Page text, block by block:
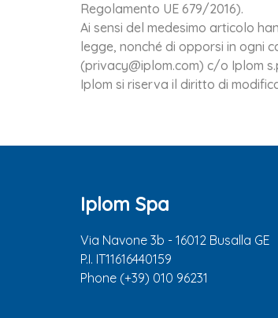
Regolamento UE 679/2016).
Ai sensi del medesimo articolo
legge, nonché di opporsi in ogni
(privacy@iplom.com) c/o Iplom
Iplom si riserva il diritto di
Iplom Spa
Via Navone 3b - 16012 Busalla GE
P.I. IT11616440159
Phone (+39) 010 96231